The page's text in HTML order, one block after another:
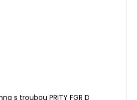
s troubou PRITY FGR D